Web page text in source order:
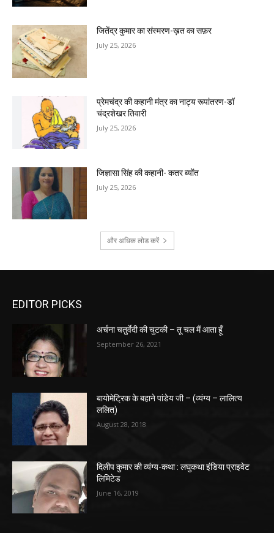
जितेंद्र कुमार का संस्मरण-ख़त का सफ़र
July 25, 2026
प्रेमचंद्र की कहानी मंत्र का नाट्य रूपांतरण-डॉ
चंद्रशेखर तिवारी
July 25, 2026
जिज्ञासा सिंह की कहानी- कतर ब्योंत
July 25, 2026
और अधिक लोड करें
EDITOR PICKS
अर्चना चतुर्वेदी की चुटकी – तू चल मैं आता हूँ
September 26, 2021
बायोमेट्रिक के बहाने पांडेय जी – (व्यंग्य – लालित्य
ललित)
August 28, 2018
दिलीप कुमार की व्यंग्य-कथा : लघुकथा इंडिया प्राइवेट
लिमिटेड
June 16, 2019